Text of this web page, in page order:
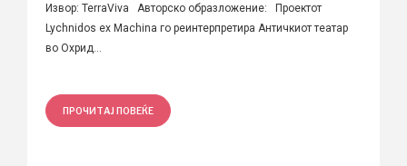
Извор: TerraViva Авторско образложение: Проектот
Lychnidos ex Machina го реинтерпретира Античкиот театар
во Охрид...
ПРОЧИТАЈ ПОВЕЌЕ